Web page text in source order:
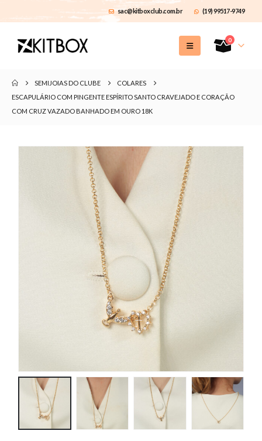
sac@kitboxclub.com.br (19) 99517-9749
0
SEMIJOIAS DO CLUBE
COLARES
ESCAPULÁRIO COM PINGENTE ESPÍRITO SANTO CRAVEJADO E CORAÇÃO
COM CRUZ VAZADO BANHADO EM OURO 18K